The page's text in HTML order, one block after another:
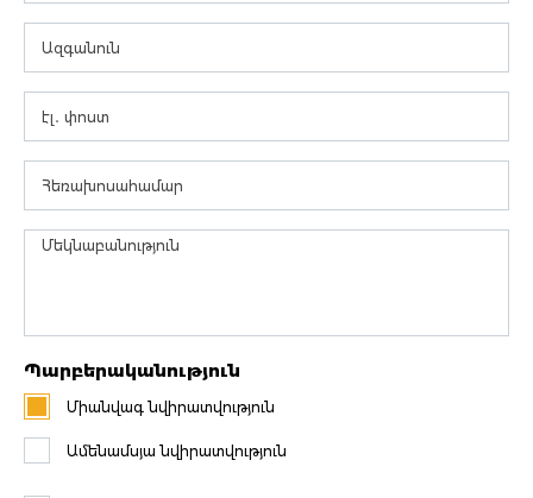
Պարբերականություն
Միանվագ նվիրատվություն
Ամենամսյա նվիրատվություն